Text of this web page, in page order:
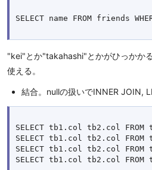
SELECT name FROM friends
"kei"とか"takahashi"とかがひっかか
使える。
結合。nullの扱いでINNER JOIN,
SELECT tb1.col tb2.col FROM
SELECT tb1.col tb2.col
SELECT tb1.col tb2.col
SELECT tb1.col tb2.col